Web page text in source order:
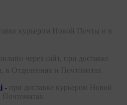
курьером Новой Почты и в
через сайт, при доставке
в Отделениях и Почтоматах
- при доставке курьером Новой